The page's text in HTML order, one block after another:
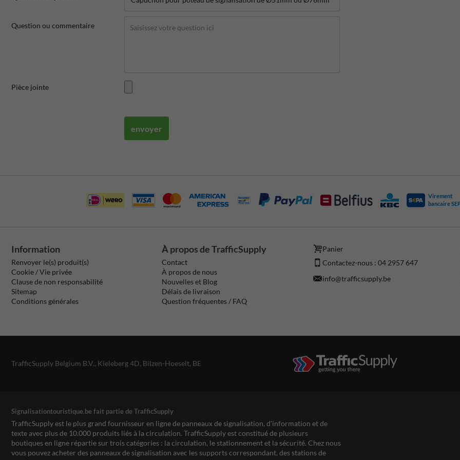
Question ou commentaire
Pièce jointe
envoyer
Virement
bancaire
Information
Renvoyer le(s) produit(s)
Cookie / Vie privée
Clause de non responsabilité
Sitemap
Conditions générales
À propos de TrafficSupply
Contact
À propos de nous
Nouvelles et Blog
Délais de livraison
Question fréquentes / FAQ
Panier
Contactez-nous : 04 2957 647
info@trafficsupply.be
TrafficSupply Belgium B.V., Kieleberg 4D, Bilzen-Hoeselt, BE
Signalisationtouristique.be fait partie de TrafficSupply
TrafficSupply est le plus grand fournisseur en ligne de panneaux de signalisation, d'information et de
texte avec plus de 10.000 produits liés à la circulation. TrafficSupply est constitué de plusieurs
boutiques en ligne répartie sur trois catégories : la circulation, le stationnement et la sécurité. Chez nous
vous pouvez acheter des panneaux de signalisation avec les supports correspondant, des stations de